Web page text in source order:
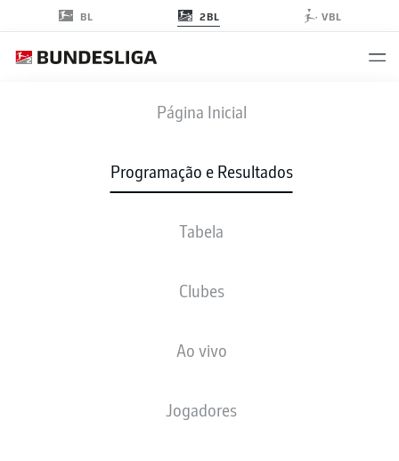
BL 2BL VBL
Página Inicial
Programação e Resultados
Tabela
Clubes
Ao vivo
Jogadores
ELV KSV
0 2
ESCALAÇÕES
ESCALAÇÃO INICIAL